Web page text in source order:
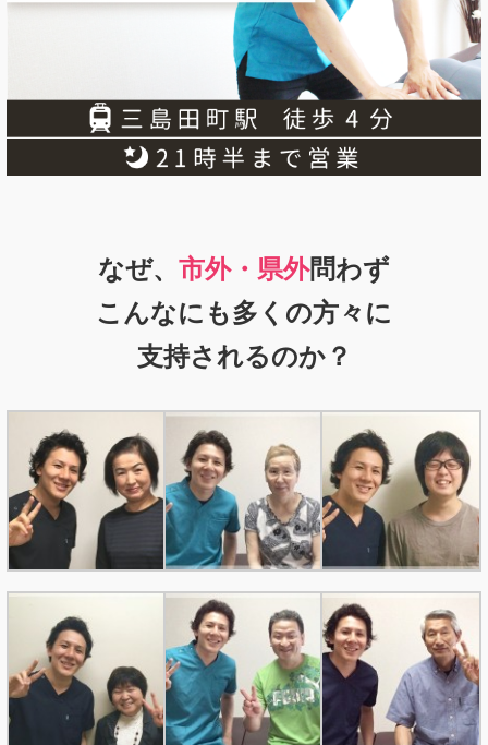
なぜ、 市外・県外問わず
こんなにも多くの方々に
支持されるのか？